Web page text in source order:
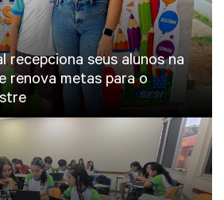
recepciona seus alunos na
renova metas para o